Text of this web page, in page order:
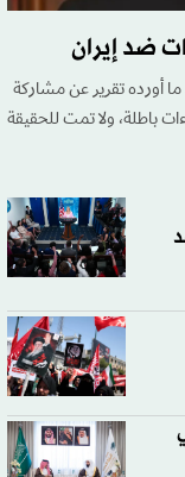
ضد إيران
أورده تقرير عن مشاركة
باطلة، ولا تمت للحقيقة